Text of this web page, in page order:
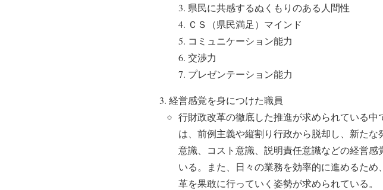
県民に共感するぬくもりのある人間性
ＣＳ（県民満足）マインド
コミュニケーション能力
交渉力
プレゼンテーション能力
経営感覚を身につけた職員
行財政改革の徹底した推進が求められている
は、前例主義や縦割り行政から脱却し、新た
意識、コスト意識、説明責任意識などの経営
いる。また、日々の業務を効率的に進めるた
革を果敢に行っていく姿勢が求められている。